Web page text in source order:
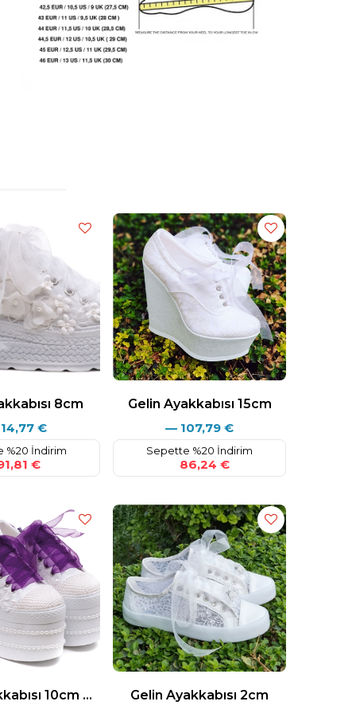
------------------------------------------------------
Kişiselleştirme Seçenekleri Ayakkabı Üzerinde
Kalıcı Parıltılı Baskı
*Kişiselleştirme ÜCRETSİZDİR!
BEDEN NUMARASI HAKKINDA BİLGİ:
AYAKKABI SAYISI HESAPLAMA FORMÜLÜ
(CM=santimetre)
(Ayak numarası CM )/2 + (Ayak numarası CM ) =
SONUÇ + 1=( EUR SIZE Bu sizin gerçek
ayakkabı numaranızdır.
Ayak numarınızı sipariş derlemelerinden önce bu
formüllere göre hesaplama yaparak sipariş
oluşturun.
Boyutlandırma detayları
AVRUPA / ABD / BK (BOYUT)
--------------------------------------
35 EUR / 5 ABD / 2,5 UK
35,5 EUR / 5,5 ABD / 3 UK
36 EUR / 6 ABD / 3,5 UK
37 EUR / 6,5 ABD / 4 UK
38,5 EUR / 8 ABD / 5,5 UK
39 EUR / 8,5 ABD / 6 UK
40 EUR / 9 ABD / 6,5 UK
41 EUR / 9,5 ABD / 7 UK
42 EUR / 10 ABD / 7,5 UK
42,5 EUR / 10,5 ABD / 9 UK
43 EUR / 11 ABD / 9,5 UK
44 EUR / 11,5 ABD / 10 UK
44,5 EUR / 12 ABD / 10,5 UK
45 EUR / 12,5 ABD / 11 UK
Stilo Ayakkabı Üretim Merkezi ve Tasarım
Atölyemizde bulunan tüm ürünler kendi
imalatımız ve üretimimizdir.
üzerinde değişiklik yapmıyoruz.!
8cm
€
%20 İndirim
€
Gelin Ayakkabısı 15cm
— 107,79 €
Sepette %20 İndirim
86,24 €
Gelin Ayakkabısı 10cm Mor Detaylı
Gelin Ayakkabısı 2cm